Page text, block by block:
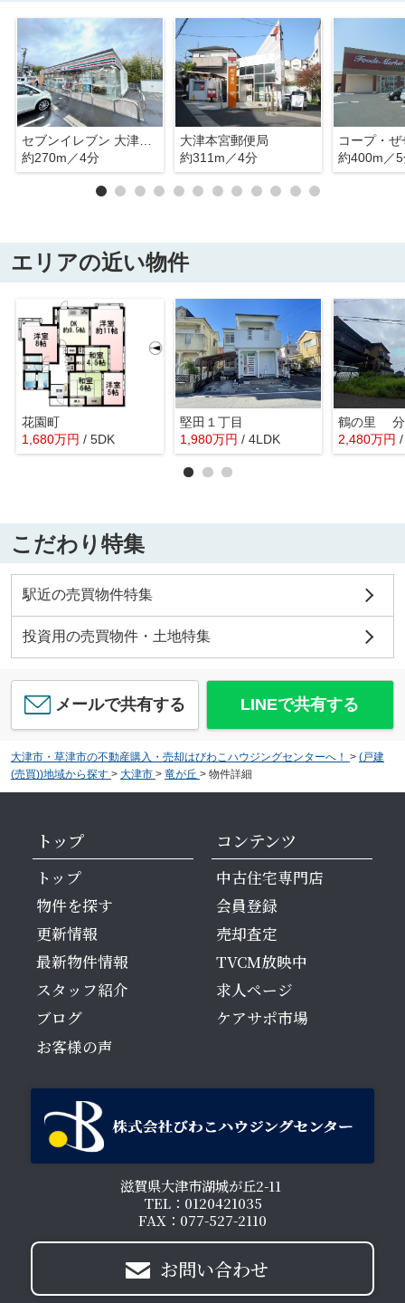
セブンイレブン 大津竜が丘店
約270m／4分
大津本宮郵便局
約311m／4分
コープ・ぜ
約400m／
エリアの近い物件
花園町
1,680万円 / 5DK
堅田１丁目
1,980万円 / 4LDK 2,480万円
こだわり特集
駅近の売買物件特集
投資用の売買物件・土地特集
メールで共有する LINEで共有する
大津市・草津市の不動産購入・売却はびわこハウジングセンターへ！ > (戸建
(売買))地域から探す > 大津市 > 竜が丘 > 物件詳細
トップ
トップ
物件を探す
更新情報
最新物件情報
スタッフ紹介
ブログ
お客様の声
コンテンツ
中古住宅専門店
会員登録
売却査定
TVCM放映中
求人ページ
ケアサポ市場
滋賀県大津市湖城が丘2-11
TEL：0120421035
FAX：077-527-2110
お問い合わせ